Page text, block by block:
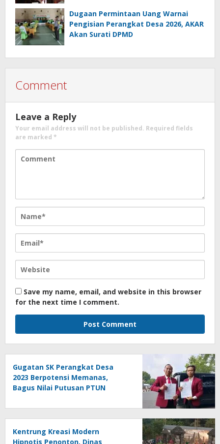
Dugaan Permintaan Uang Warnai
Pengisian Perangkat Desa 2026, AKAR
Akan Surati DPMD
Comment
Leave a Reply
Your email address will not be published. Required fields
are marked *
Save my name, email, and website in this browser
for the next time I comment.
Gugatan SK Perangkat Desa
2023 Berpotensi Memanas,
Bagus Nilai Putusan PTUN
Kentrung Kreasi Modern
Hipnotis Penonton, Dinas